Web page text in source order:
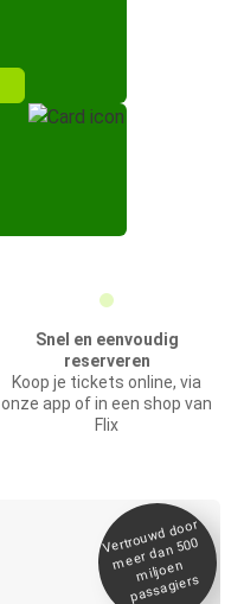
Snel en eenvoudig
reserveren
Koop je tickets online, via
onze app of in een shop van
Flix
Vertrou
wd door
meer dan 500
miljoen
passagiers